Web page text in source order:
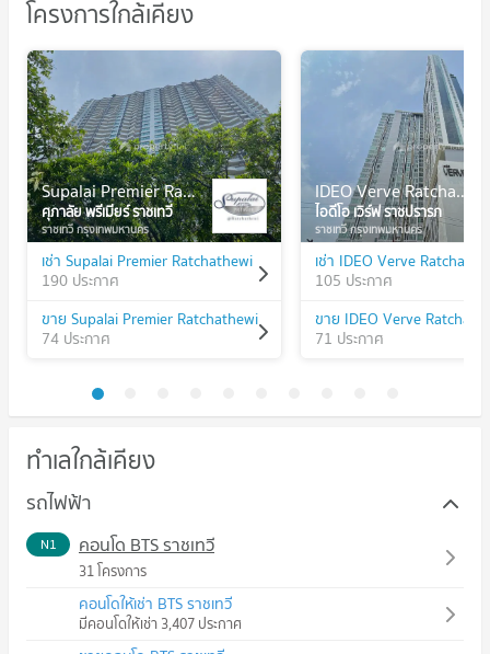
โครงการใกล้เคียง
Supalai Premier Ratchathewi
ศุภาลัย พรีเมียร์ ราชเทวี
ราชเทวี กรุงเทพมหานคร
เช่า Supalai Premier Ratchathewi
190 ประกาศ
ขาย Supalai Premier Ratchathewi
74 ประกาศ
IDEO Verve Ratchaprarop
ไอดีโอ เวิร์ฟ ราชปรารภ
ราชเทวี กรุงเทพมหานคร
เช่า IDEO Verve
105 ประกาศ
ขาย IDEO Verve
71 ประกาศ
ทำเลใกล้เคียง
รถไฟฟ้า
N1 คอนโด BTS ราชเทวี
31 โครงการ
คอนโดให้เช่า BTS ราชเทวี
มีคอนโดให้เช่า 3,407 ประกาศ